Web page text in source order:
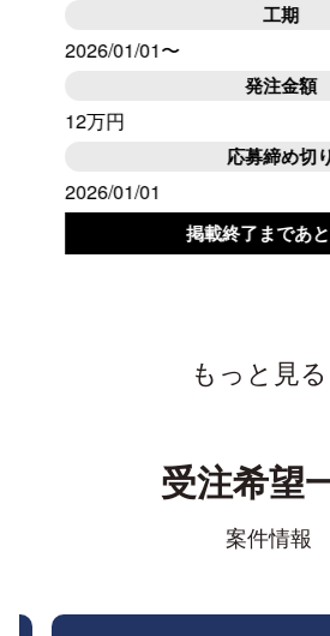
工期
2026/01/01〜
発注金額
12万円
応募締め切り
2026/01/01
掲載終了まであと
もっと見る
受注希望
案件情報